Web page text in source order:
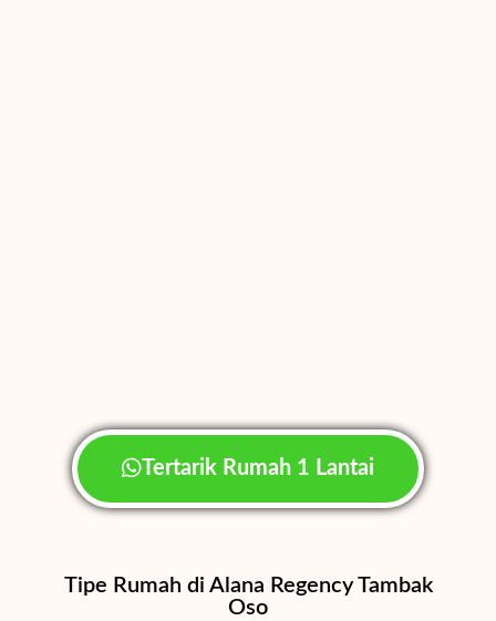
Tertarik Rumah 1 Lantai
Tipe Rumah di Alana Regency Tambak
Oso